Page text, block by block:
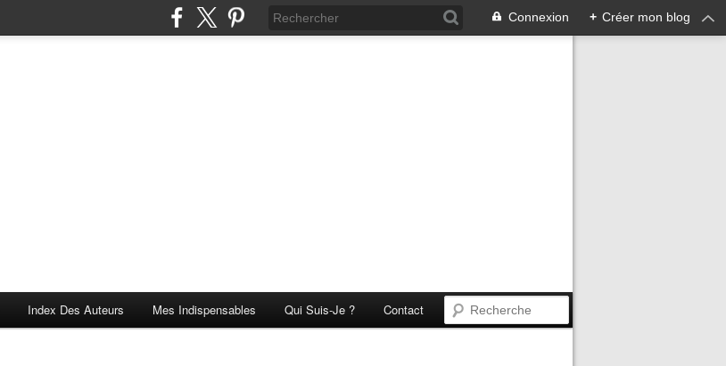
Connexion + Créer mon blog
Index Des Auteurs Mes Indispensables Qui Suis-Je ? Contact